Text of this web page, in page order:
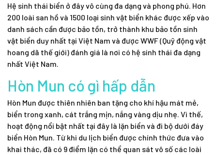
Hệ sinh thái biển ở đây vô cùng đa dạng và phong phú. Hơn
200 loài san hồ và 1500 loại sinh vật biển khác được xếp vào
danh sách cần được bảo tồn, trở thành khu bảo tồn sinh
vật biển duy nhất tại Việt Nam và được WWF (Quỹ động vật
hoang dã thế giới) đánh giá là nơi có hệ sinh thái đa dạng
nhất Việt Nam.
Hòn Mun có gì hấp dẫn
Hòn Mun được thiên nhiên ban tặng cho khí hậu mát mẻ,
biển trong xanh, cát trắng mịn, nắng vàng dịu nhẹ. Vì thế,
hoạt động nổi bật nhất tại đây là lặn biển và đi bộ dưới đáy
biển Hòn Mun. Từ khi du lịch biển được chính thức đưa vào
khai thác, đã có 9 điểm lặn có thể quan sát vô số các loài